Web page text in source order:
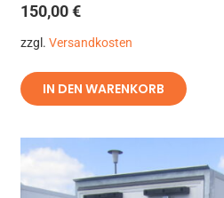
150,00€
zzgl. Versandkosten
IN DEN WARENKORB